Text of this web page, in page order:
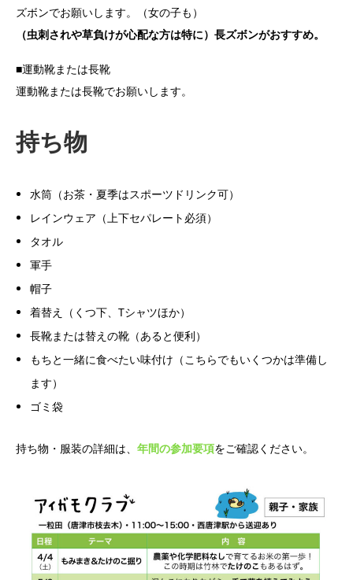
ズボンでお願いします。（女の子も）
（虫刺されや草負けが心配な方は特に）長ズボンがおすすめ。
■運動靴または長靴
運動靴または長靴でお願いします。
持ち物
水筒（お茶・夏季はスポーツドリンク可）
レインウェア（上下セパレート必須）
タオル
軍手
帽子
着替え（くつ下、Tシャツほか）
長靴または替えの靴（あると便利）
もちと一緒に食べたい味付け（こちらでもいくつかは準備し
ます）
ゴミ袋
持ち物・服装の詳細は、 年間の参加要項をご確認ください。